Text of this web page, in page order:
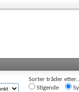
Sorter tråder
Stigende